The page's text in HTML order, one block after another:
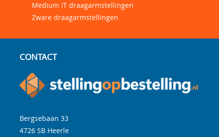
Medium IT draagarmstellingen
Zware draagarmstellingen
CONTACT
Bergsebaan 33
4726 SB Heerle